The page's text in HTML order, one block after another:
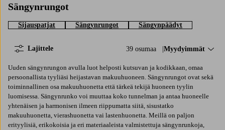
Sängynrungot
Sijauspatjat Sängynrungot Sängynpäädyt
39 osumaa Lajittele:
Myydyimmät
Lajittele
Uuden sängynrungon avulla luot helposti kutsuvan ja kodikkaan, omaa
persoonallista tyyliäsi heijastavan makuuhuoneen. Sängynrungot ovat sekä
toiminnallinen osa makuuhuonetta että tärkeä tekijä huoneen tyylin
luomisessa. Sängynrunko voi muuttaa koko tunnelman ja antaa huoneelle
yhtenäisen ja harmonisen ilmeen riippumatta siitä, sisustatko
makuuhuonetta, vierashuonetta vai lastenhuonetta. Meillä on paljon
erityylisiä, erikokoisia ja eri materiaaleista valmistettuja sängynrunkoja,